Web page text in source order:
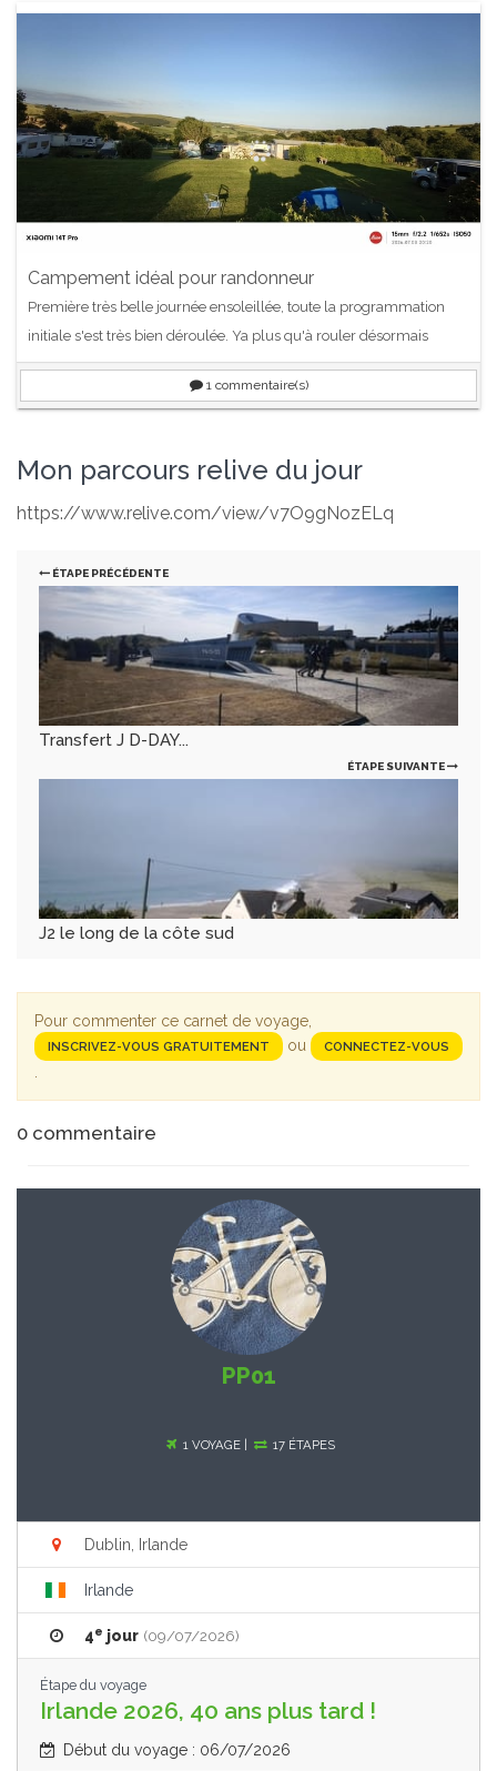
Campement idéal pour randonneur
Première très belle journée ensoleillée, toute la programmation
initiale s'est très bien déroulée. Ya plus qu'à rouler désormais
1 commentaire(s)
Mon parcours relive du jour
https://www.relive.com/view/v7O9gNozELq
ÉTAPE PRÉCÉDENTE
Transfert J D-DAY...
ÉTAPE SUIVANTE
J2 le long de la côte sud
Pour commenter ce carnet de voyage,
INSCRIVEZ-VOUS GRATUITEMENT ou CONNECTEZ-VOUS
0 commentaire
PP01
1 VOYAGE | 17 ÉTAPES
Dublin, Irlande
Irlande
4e jour (09/07/2026)
Étape du voyage
Irlande 2026, 40 ans plus tard !
Début du voyage : 06/07/2026